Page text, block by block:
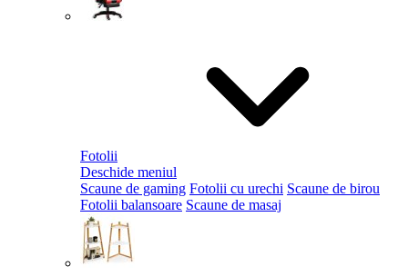
Fotolii
Deschide meniul
Scaune de gaming Fotolii cu urechi Scaune de birou
Fotolii balansoare Scaune de masaj